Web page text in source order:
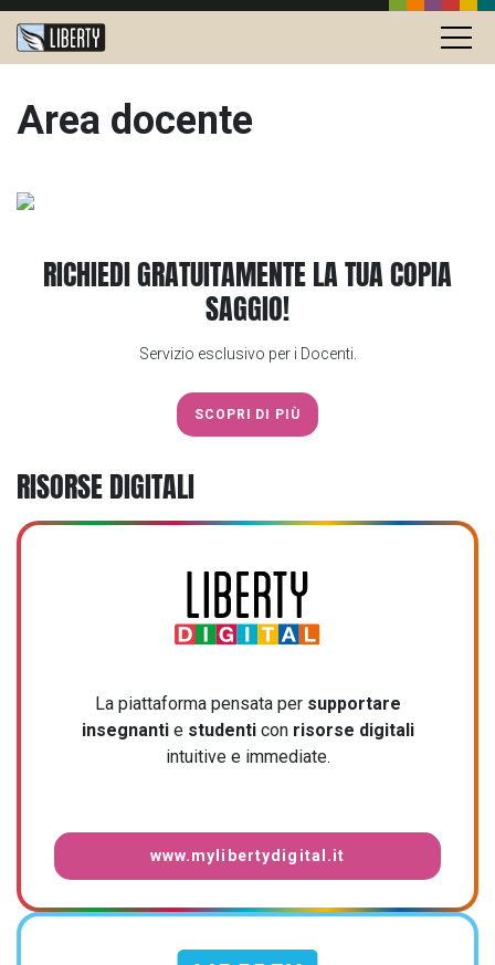
Area docente
RICHIEDI GRATUITAMENTE LA TUA COPIA
SAGGIO!
Servizio esclusivo per i Docenti.
SCOPRI DI PIÙ
RISORSE DIGITALI
La piattaforma pensata per supportare
insegnantie studenticon risorse digitali
intuitive e immediate.
www.mylibertydigital.it